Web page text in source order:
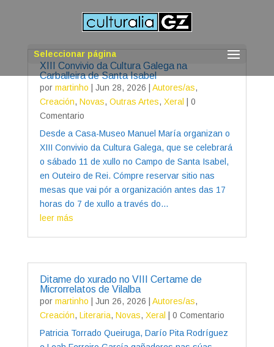
Seleccionar página
XIII Convivio da Cultura Galega na
Carballeira de Santa Isabel
por martinho Jun 28, 2026 Autores/as,
Creación, Novas, Outras Artes, Xeral
| 0
Comentario
Desde a Casa-Museo Manuel María organizan o
XIII Convivio da Cultura Galega, que se celebrará
o sábado 11 de xullo no Campo de Santa Isabel,
en Outeiro de Rei. Cómpre reservar sitio nas
mesas que vai pór a organización antes das 17
horas do 7 de xullo a través do...
leer más
Ditame do xurado no VIII Certame de
Microrrelatos de Vilalba
por martinho Jun 26, 2026 Autores/as,
Creación, Literaria, Novas, Xeral
| 0 Comentario
Patricia Torrado Queiruga, Darío Pita Rodríguez